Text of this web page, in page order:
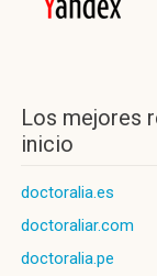
Los mejores
inicio
doctoralia.es
doctoraliar.com
doctoralia.pe